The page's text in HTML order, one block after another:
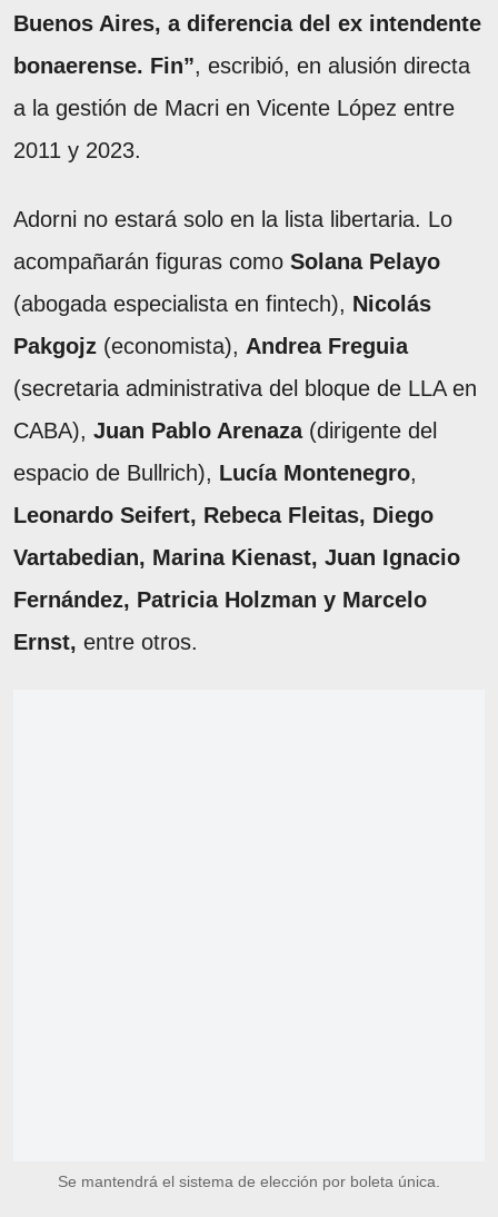
Buenos Aires, a diferencia del ex intendente
bonaerense. Fin”, escribió, en alusión directa
a la gestión de Macri en Vicente López entre
2011 y 2023.
Adorni no estará solo en la lista libertaria. Lo
acompañarán figuras como Solana Pelayo
(abogada especialista en fintech), Nicolás
Pakgojz (economista), Andrea Freguia
(secretaria administrativa del bloque de LLA en
CABA), Juan Pablo Arenaza(dirigente del
espacio de Bullrich), Lucía Montenegro,
Leonardo Seifert, Rebeca Fleitas, Diego
Vartabedian, Marina Kienast, Juan Ignacio
Fernández, Patricia Holzman y Marcelo
Ernst, entre otros.
Se mantendrá el sistema de elección por boleta única.